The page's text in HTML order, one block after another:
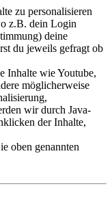
zu personalisieren
z.B. dein Login
deine
du jeweils gefragt ob
Inhalte wie Youtube,
möglicherweise
wir durch Java-
der Inhalte,
oben genannten